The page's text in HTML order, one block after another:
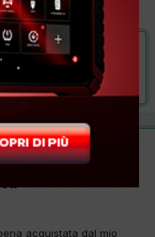
12 Aprile 2012
acquistata dal mio